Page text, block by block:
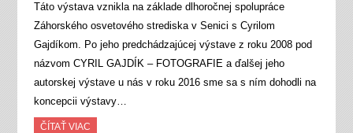
Táto výstava vznikla na základe dlhoročnej spolupráce
Záhorského osvetového strediska v Senici s Cyrilom
Gajdíkom. Po jeho predchádzajúcej výstave z roku 2008 pod
názvom CYRIL GAJDÍK – FOTOGRAFIE a ďalšej jeho
autorskej výstave u nás v roku 2016 sme sa s ním dohodli na
koncepcii výstavy…
ČÍTAŤ VIAC